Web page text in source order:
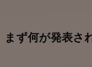
まず何が発表さ